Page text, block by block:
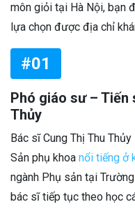
môn giỏi tại Hà Nội, bạn
lựa chọn được địa chỉ
#01
Phó giáo sư – Tiến
Thủy
Bác sĩ Cung Thị Thu
Sản phụ khoa nổi tiếng ở
ngành Phụ sản tại
bác sĩ tiếp tục theo học